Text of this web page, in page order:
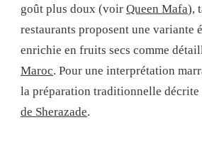
goût plus doux (voir Queen Mafa),
restaurants proposent une variante
enrichie en fruits secs comme
Maroc. Pour une interprétation
la préparation traditionnelle décrite
de Sherazade.